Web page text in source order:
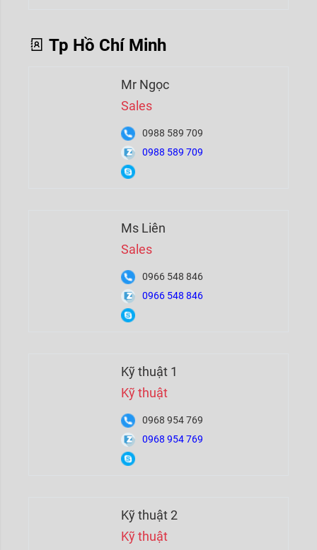
Tp Hồ Chí Minh
Mr Ngọc
Sales
0988 589 709
0988 589 709
Ms Liên
Sales
0966 548 846
0966 548 846
Kỹ thuật 1
Kỹ thuật
0968 954 769
0968 954 769
Kỹ thuật 2
Kỹ thuật